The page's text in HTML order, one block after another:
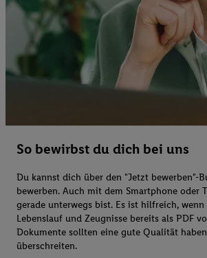
So bewirbst du dich bei uns
Du kannst dich über den "Jetzt bewerben"-
bewerben. Auch mit dem Smartphone oder
gerade unterwegs bist. Es ist hilfreich,
Lebenslauf und Zeugnisse bereits als PDF
Dokumente sollten eine gute Qualität
überschreiten.